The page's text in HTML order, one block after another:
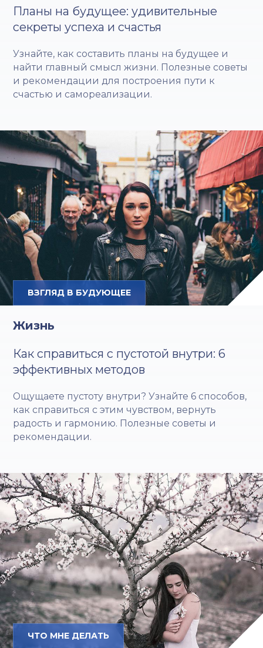
Планы на будущее: удивительные
секреты успеха и счастья
Узнайте, как составить планы на будущее и
найти главный смысл жизни. Полезные советы
и рекомендации для построения пути к
счастью и самореализации.
ВЗГЛЯД В БУДУЮЩЕЕ
Жизнь
Как справиться с пустотой внутри: 6
эффективных методов
Ощущаете пустоту внутри? Узнайте 6 способов,
как справиться с этим чувством, вернуть
радость и гармонию. Полезные советы и
рекомендации.
ЧТО МНЕ ДЕЛАТЬ